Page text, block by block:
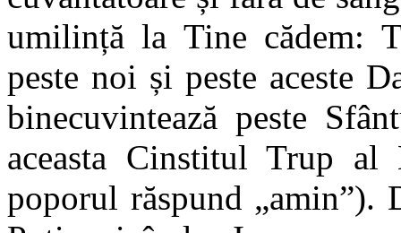
umilință la Tine cădem:
peste noi și peste aceste
binecuvintează peste
aceasta Cinstitul Trup al
poporul răspund „amin”).